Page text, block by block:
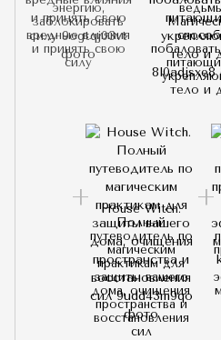
энергию,
заблокировать
вредные влияния
и принять свою
силу
тело и
House Witch.
Полный
путеводитель по
магическим
практикам для
защиты вашего
дома, очищения
пространства и
восстановления
сил